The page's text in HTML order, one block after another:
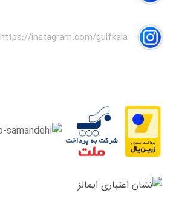
https://instagram.com/gulfkala